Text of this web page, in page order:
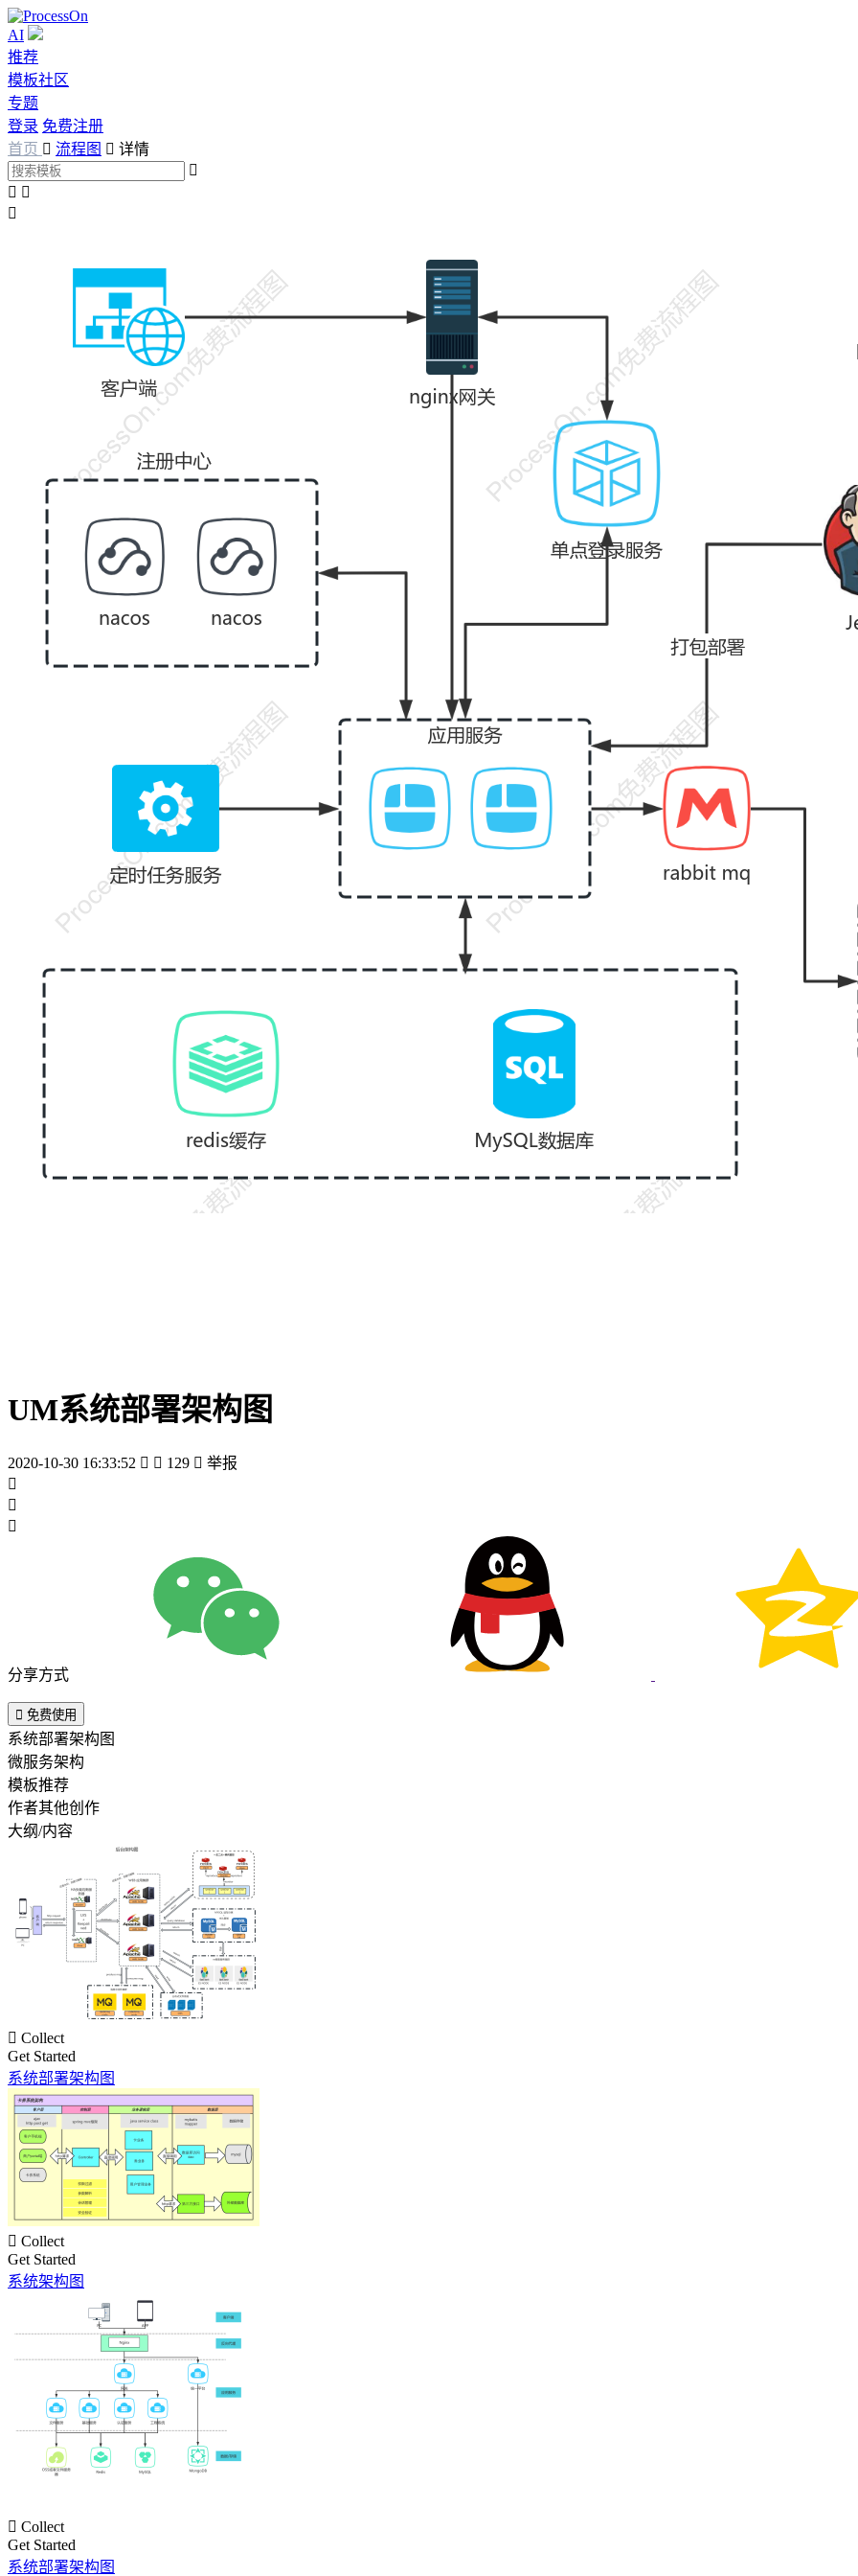
AI
推荐
模板社区
专题
登录 免费注册
首页  流程图  详情

 

UM系统部署架构图
2020-10-30 16:33:52   129  举报



分享方式
 免费使用
系统部署架构图
微服务架构
模板推荐
作者其他创作
大纲/内容
 Collect
Get Started
系统部署架构图
 Collect
Get Started
系统架构图
 Collect
Get Started
系统部署架构图